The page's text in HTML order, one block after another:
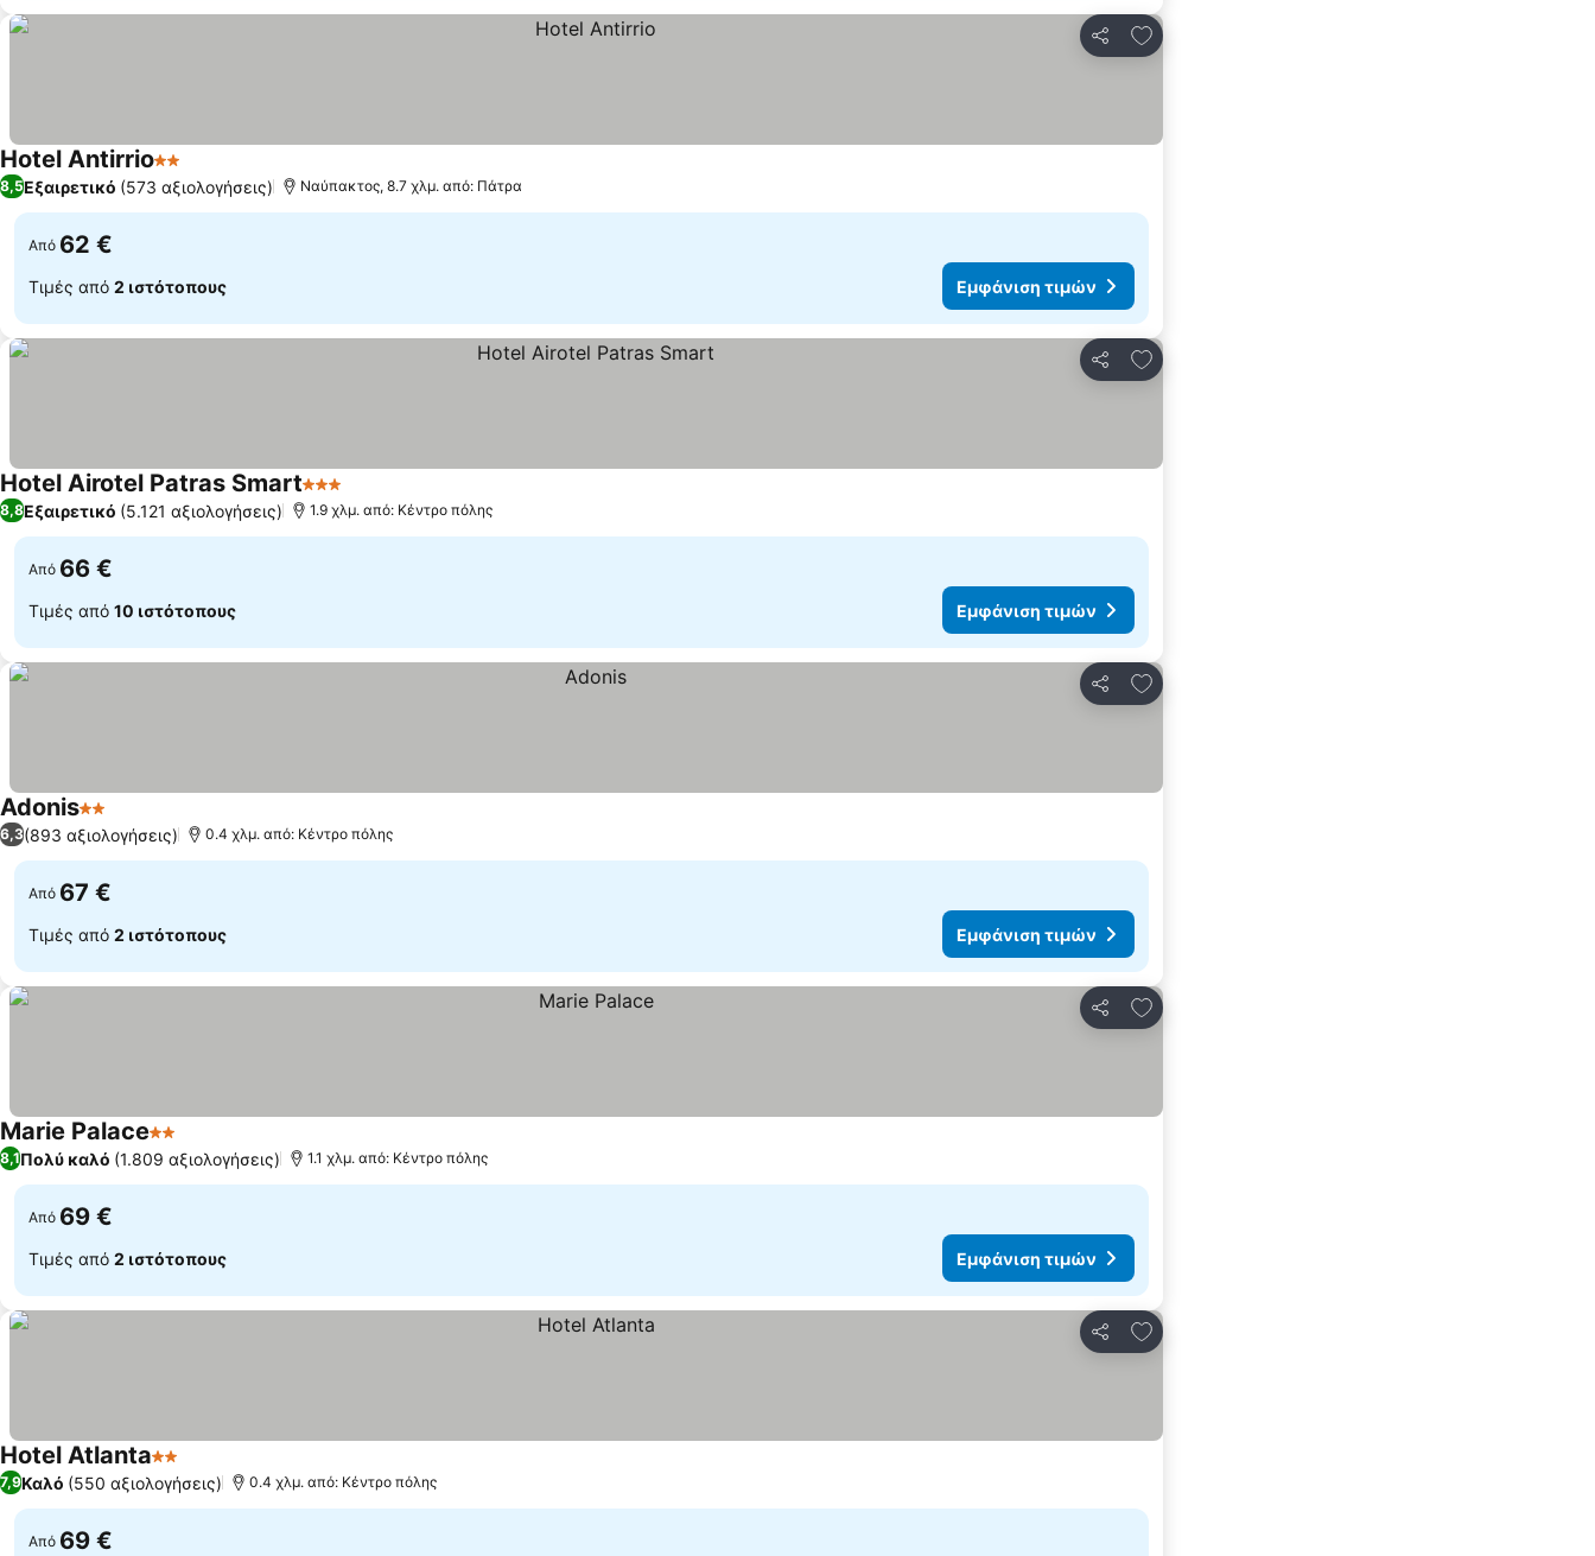
Κοινοποίηση
Προσθήκη στα αγαπημένα
Hotel Antirrio2 Αστέρια
8,5Εξαιρετικό (573 αξιολογήσεις) Ναύπακτος, 8.7 χλμ. από: Πάτρα
Από 62 €
Τιμές από 2 ιστότοπους Εμφάνιση τιμών
Κοινοποίηση
Προσθήκη στα αγαπημένα
Hotel Airotel Patras Smart3 Αστέρια
8,8Εξαιρετικό (5.121 αξιολογήσεις) 1.9 χλμ. από: Κέντρο πόλης
Από 66 €
Τιμές από 10 ιστότοπους Εμφάνιση τιμών
Κοινοποίηση
Προσθήκη στα αγαπημένα
Adonis2 Αστέρια
6,3(893 αξιολογήσεις) 0.4 χλμ. από: Κέντρο πόλης
Από 67 €
Τιμές από 2 ιστότοπους Εμφάνιση τιμών
Κοινοποίηση
Προσθήκη στα αγαπημένα
Marie Palace2 Αστέρια
8,1Πολύ καλό (1.809 αξιολογήσεις) 1.1 χλμ. από: Κέντρο πόλης
Από 69 €
Τιμές από 2 ιστότοπους Εμφάνιση τιμών
Κοινοποίηση
Προσθήκη στα αγαπημένα
Hotel Atlanta2 Αστέρια
7,9Καλό (550 αξιολογήσεις) 0.4 χλμ. από: Κέντρο πόλης
Από 69 €